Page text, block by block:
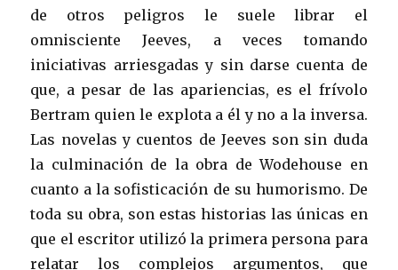
de otros peligros le suele librar el
omnisciente Jeeves, a veces tomando
iniciativas arriesgadas y sin darse cuenta de
que, a pesar de las apariencias, es el frívolo
Bertram quien le explota a él y no a la inversa.
Las novelas y cuentos de Jeeves son sin duda
la culminación de la obra de Wodehouse en
cuanto a la sofisticación de su humorismo. De
toda su obra, son estas historias las únicas en
que el escritor utilizó la primera persona para
relatar los complejos argumentos, que